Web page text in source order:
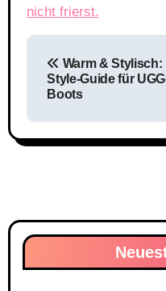
nicht frierst.
Warm & Stylisch:
Style-Guide für
Boots